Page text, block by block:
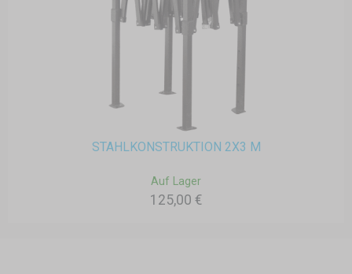
STAHLKONSTRUKTION 2X3 M
Auf Lager
125,00 €